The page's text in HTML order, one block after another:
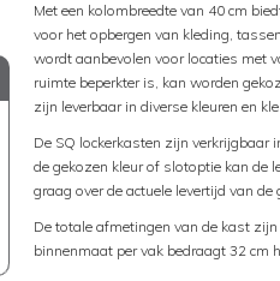
Met een kolombreedte van 40 cm
voor het opbergen van kleding,
wordt aanbevolen voor locaties met
ruimte beperkter is, kan worden
zijn leverbaar in diverse kleuren en
De SQ lockerkasten zijn verkrijgbaar
de gekozen kleur of slotoptie kan de
graag over de actuele levertijd van
De totale afmetingen van de kast
binnenmaat per vak bedraagt 32 cm